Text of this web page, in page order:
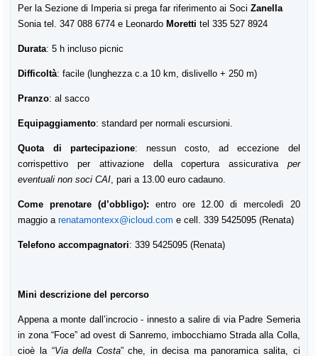
Per la Sezione di Imperia si prega far riferimento ai SociZanella
Sonia tel. 347 088 6774 e LeonardoMoretti tel 335 527 8924
Durata: 5 h incluso picnic
Difficoltà: facile (lunghezza c.a 10 km, dislivello + 250 m)
Pranzo: al sacco
Equipaggiamento: standard per normali escursioni.
Quota di partecipazione: nessun costo, ad eccezione del
corrispettivo per attivazione della copertura assicurativa per
eventuali non soci CAI , pari a 13.00 euro cadauno.
Come prenotare (d’obbligo): entro ore 12.00 di mercoledì 20
maggio arenatamontexx@icloud.com e cell. 339 5425095 (Renata)
Telefono accompagnatori:339 5425095 (Renata)
Mini descrizione del percorso
Appena a monte dall’incrocio - innesto a salire di via Padre Semeria
in zona “Foce” ad ovest di Sanremo, imbocchiamo Strada alla Colla,
cioè la “Via della Costa” che, in decisa ma panoramica salita, ci